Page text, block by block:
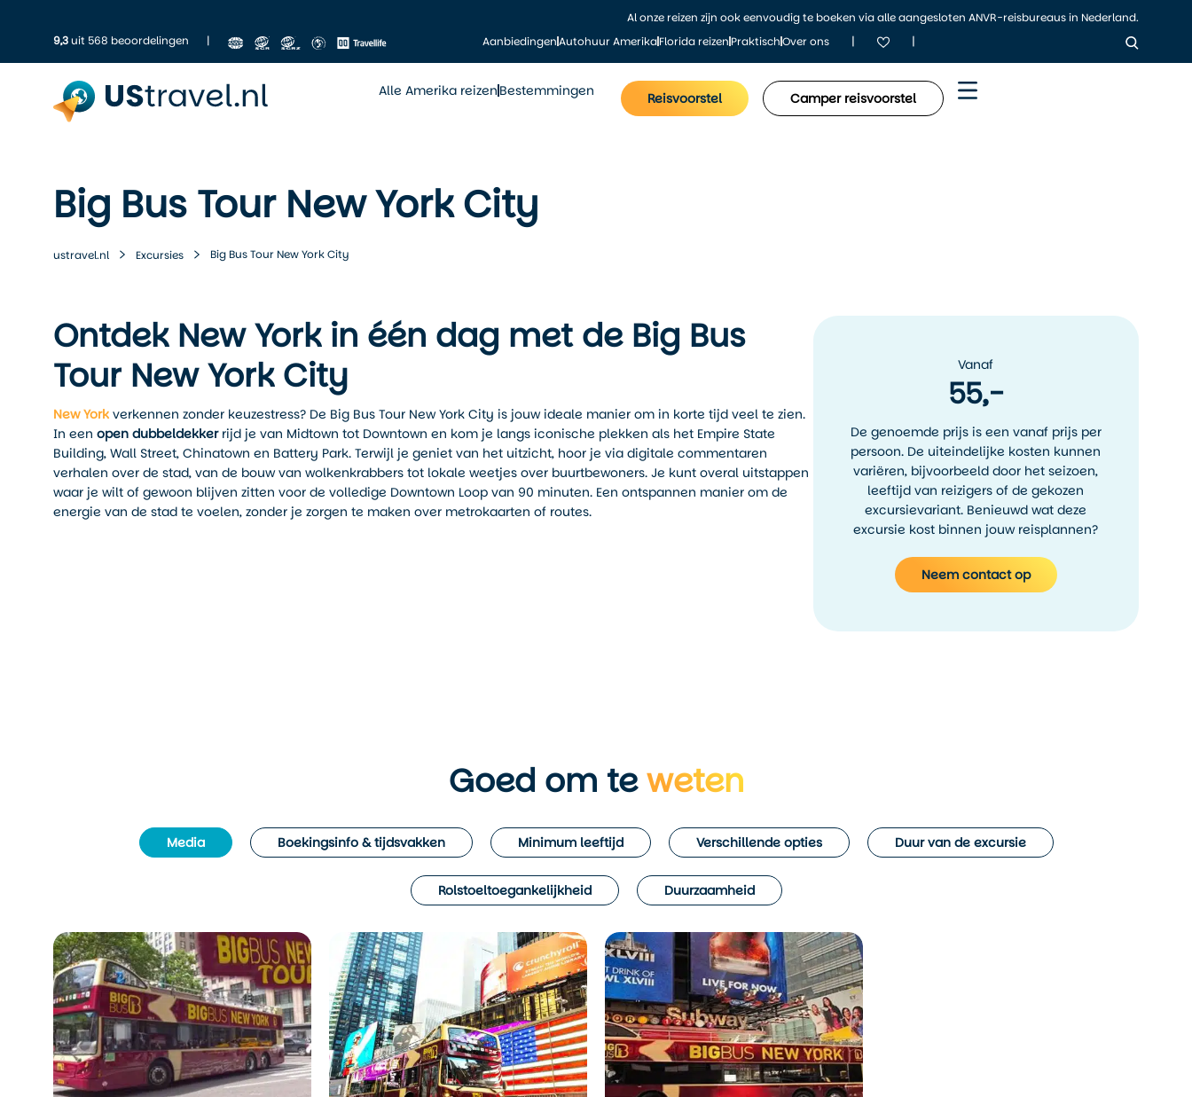
Al onze reizen zijn ook eenvoudig te boeken via alle aangesloten ANVR-reisbureaus in Nederland.
9,3uit 568 beoordelingen | AanbiedingenAutohuur AmerikaFlorida reizenPraktischOver ons | |
Alle Amerika reizen Bestemmingen Reisvoorstel Camper reisvoorstel
Big Bus Tour New York City
ustravel.nl Excursies Big Bus Tour New York City
Ontdek New York in één dag met de Big Bus
Tour New York City
New York verkennen zonder keuzestress? De Big Bus Tour New York City is jouw ideale manier om in korte tijd veel te zien.
In een open dubbeldekkerrijd je van Midtown tot Downtown en kom je langs iconische plekken als het Empire State
Building, Wall Street, Chinatown en Battery Park. Terwijl je geniet van het uitzicht, hoor je via digitale commentaren
verhalen over de stad, van de bouw van wolkenkrabbers tot lokale weetjes over buurtbewoners. Je kunt overal uitstappen
waar je wilt of gewoon blijven zitten voor de volledige Downtown Loop van 90 minuten. Een ontspannen manier om de
energie van de stad te voelen, zonder je zorgen te maken over metrokaarten of routes.
Vanaf
55,-
De genoemde prijs is een vanaf prijs per
persoon. De uiteindelijke kosten kunnen
variëren, bijvoorbeeld door het seizoen,
leeftijd van reizigers of de gekozen
excursievariant. Benieuwd wat deze
excursie kost binnen jouw reisplannen?
Neem contact op
Goed om teweten
Media Boekingsinfo & tijdsvakken Minimum leeftijd Verschillende opties Duur van de excursie
Rolstoeltoegankelijkheid Duurzaamheid